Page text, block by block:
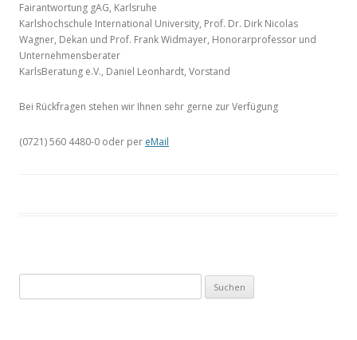
Fairantwortung gAG, Karlsruhe
Karlshochschule International University, Prof. Dr. Dirk Nicolas
Wagner, Dekan und Prof. Frank Widmayer, Honorarprofessor und
Unternehmensberater
KarlsBeratung e.V., Daniel Leonhardt, Vorstand
Bei Rückfragen stehen wir Ihnen sehr gerne zur Verfügung
(0721) 560 4480-0 oder per eMail
nach: